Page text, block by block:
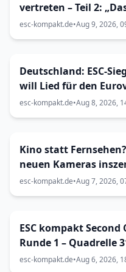
vertreten – Teil 2:
RAGAZZKI, The Great
esc-kompakt.de•Aug 9, 2026,
Deutschland: ESC-
will Lied für den
in Bulgarien
esc-kompakt.de•Aug 8, 2026,
Kino statt
neuen Kameras
33)
esc-kompakt.de•Aug 7, 2026,
ESC kompakt Second
Runde 1 – Quadrelle
esc-kompakt.de•Aug 6, 2026,